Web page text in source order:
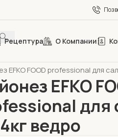
Рецептура О Компании
EFKO FOOD professional для
EFKO
для
ведро